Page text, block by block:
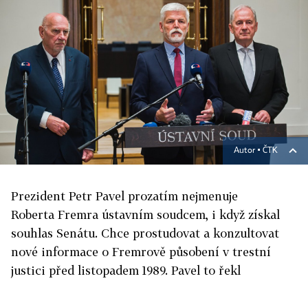
Autor ▪ ČTK
Prezident Petr Pavel prozatím nejmenuje
Roberta Fremra ústavním soudcem, i když získal
souhlas Senátu. Chce prostudovat a konzultovat
nové informace o Fremrově působení v trestní
justici před listopadem 1989. Pavel to řekl